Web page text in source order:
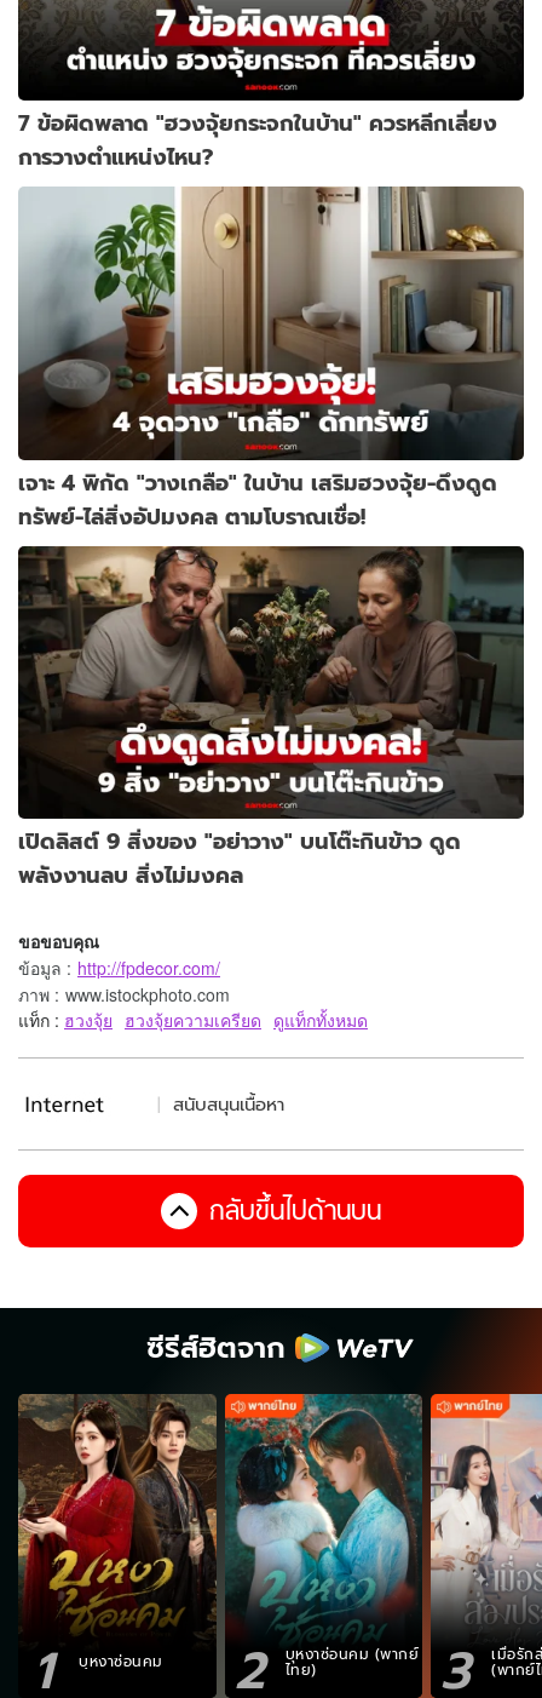
7 ข้อผิดพลาด "ฮวงจุ้ยกระจกในบ้าน" ควรหลีกเลี่ยง
การวางตำแหน่งไหน?
เจาะ 4 พิกัด "วางเกลือ" ในบ้าน เสริมฮวงจุ้ย-ดึงดูด
ทรัพย์-ไล่สิ่งอัปมงคล ตามโบราณเชื่อ!
เปิดลิสต์ 9 สิ่งของ "อย่าวาง" บนโต๊ะกินข้าว ดูด
พลังงานลบ สิ่งไม่มงคล
ขอขอบคุณ
ข้อมูล : http://fpdecor.com/
ภาพ : www.istockphoto.com
แท็ก : ฮวงจุ้ย ฮวงจุ้ยความเครียด ดูแท็กทั้งหมด
สนับสนุนเนื้อหา
กลับขึ้นไปด้านบน
ซีรีส์ฮิตจาก
1 บุหงาซ่อนคม 2 บุหงาซ่อนคม (พากย์
ไทย) 3 เมื่อรัก
(พากย์